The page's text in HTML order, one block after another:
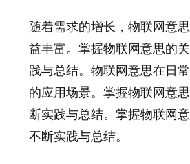
随着需求的增长，物联网意
益丰富。掌握物联网意思的
践与总结。物联网意思在日
的应用场景。掌握物联网意
断实践与总结。掌握物联网
不断实践与总结。